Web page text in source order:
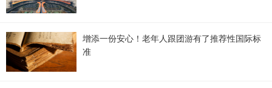
增添一份安心！老年人跟团游有了推荐性国际标
准